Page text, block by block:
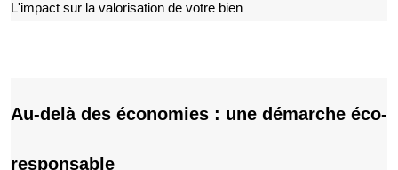
L'impact sur la valorisation de votre bien
Au-delà des économies : une démarche éco-
responsable